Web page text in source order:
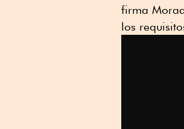
firma
los